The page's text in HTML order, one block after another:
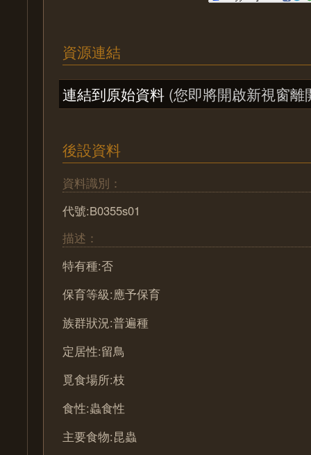
資源連結
連結到原始資料 (您即將開啟新視窗離
後設資料
資料識別：
代號:B0355s01
描述：
特有種:否
保育等級:應予保育
族群狀況:普遍種
定居性:留鳥
覓食場所:枝
食性:蟲食性
主要食物:昆蟲